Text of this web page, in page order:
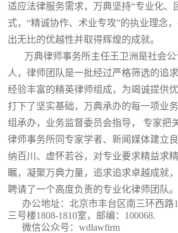
适应法律服务需求，万典坚持“专业化、
式，“精诚协作、术业专攻”的执业理念
出无比的优越性并取得辉煌的成就。
万典律师事务所主任王卫洲是社会公
人，律师团队是一批经过严格筛选的追
经验丰富的精英律师组成，为竭诚提供
打下了坚实基础，万典承办的每一项业
组承办，业务监督委员会指导， 专家把
律师事务所同专家学者、新闻媒体建立
纳百川、虚怀若谷，对专业要求精益求
瞩，凝聚万典力量，追求追求卓越成就
聘请了一个高度负责的专业化律师团队。
办公地址：北京市丰台区南三环西路
三号楼1808-1810室 ，邮编：100068.
微信公众号：wdlawfirm